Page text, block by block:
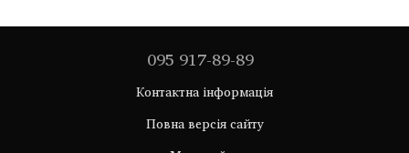
095 917-89-89
Контактна інформація
Повна версія сайту